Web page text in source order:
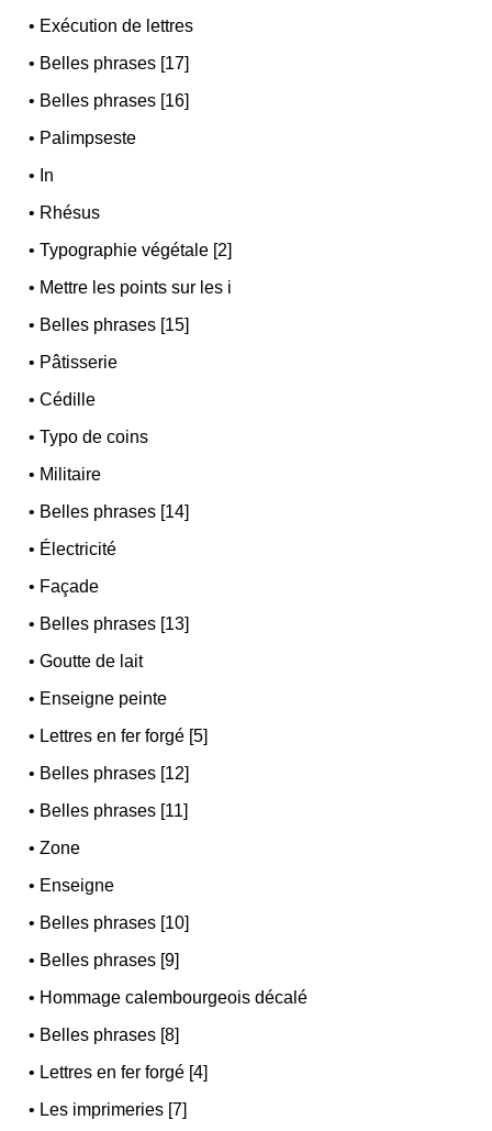
• Exécution de lettres
• Belles phrases [17]
• Belles phrases [16]
• Palimpseste
• In
• Rhésus
•Typographie végétale [2]
• Mettre les points sur les i
• Belles phrases [15]
• Pâtisserie
•Cédille
•Typo de coins
• Militaire
• Belles phrases [14]
• Électricité
• Façade
• Belles phrases [13]
•Goutte de lait
• Enseigne peinte
• Lettres en fer forgé [5]
• Belles phrases [12]
• Belles phrases [11]
•Zone
• Enseigne
• Belles phrases [10]
• Belles phrases [9]
• Hommage calembourgeois décalé
• Belles phrases [8]
• Lettres en fer forgé [4]
• Les imprimeries [7]